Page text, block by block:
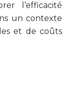
l’efficacité
un contexte
et de coûts